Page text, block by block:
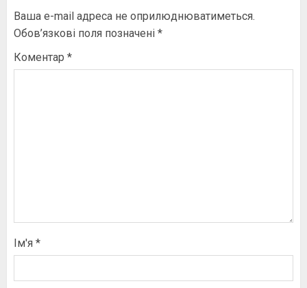
Ваша e-mail адреса не оприлюднюватиметься.
Обов’язкові поля позначені *
Коментар *
Ім'я *